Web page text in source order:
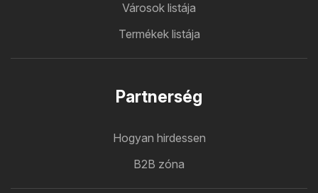
Városok listája
Termékek listája
Partnerség
Hogyan hirdessen
B2B zóna